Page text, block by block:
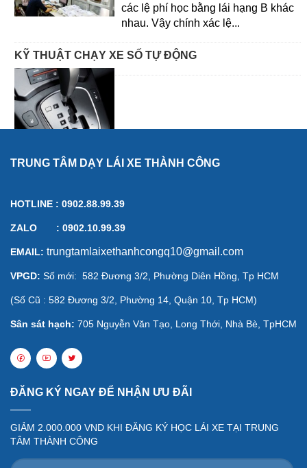
các lệ phí học bằng lái hạng B khác
nhau. Vậy chính xác lệ...
KỸ THUẬT CHẠY XE SỐ TỰ ĐỘNG
TRUNG TÂM DẠY LÁI XE THÀNH CÔNG
HOTLINE : 0902.88.99.39
ZALO : 0902.10.99.39
EMAIL: trungtamlaixethanhcongq10@gmail.com
VPGD: Số mới: 582 Đương 3/2, Phường Diên Hồng, Tp HCM
(Số Cũ : 582 Đương 3/2, Phường 14, Quận 10, Tp HCM)
Sân sát hạch: 705 Nguyễn Văn Tạo, Long Thới, Nhà Bè, TpHCM
ĐĂNG KÝ NGAY ĐỂ NHẬN ƯU ĐÃI
GIẢM 2.000.000 VND KHI ĐĂNG KÝ HỌC LÁI XE TẠI TRUNG
TÂM THÀNH CÔNG